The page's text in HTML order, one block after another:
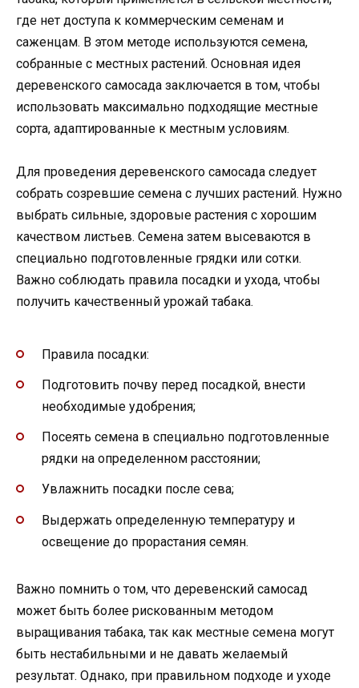
где нет доступа к коммерческим семенам и
саженцам. В этом методе используются семена,
собранные с местных растений. Основная идея
деревенского самосада заключается в том, чтобы
использовать максимально подходящие местные
сорта, адаптированные к местным условиям.
Для проведения деревенского самосада следует
собрать созревшие семена с лучших растений. Нужно
выбрать сильные, здоровые растения с хорошим
качеством листьев. Семена затем высеваются в
специально подготовленные грядки или сотки.
Важно соблюдать правила посадки и ухода, чтобы
получить качественный урожай табака.
Правила посадки:
Подготовить почву перед посадкой, внести
необходимые удобрения;
Посеять семена в специально подготовленные
рядки на определенном расстоянии;
Увлажнить посадки после сева;
Выдержать определенную температуру и
освещение до прорастания семян.
Важно помнить о том, что деревенский самосад
может быть более рискованным методом
выращивания табака, так как местные семена могут
быть нестабильными и не давать желаемый
результат. Однако, при правильном подходе и уходе